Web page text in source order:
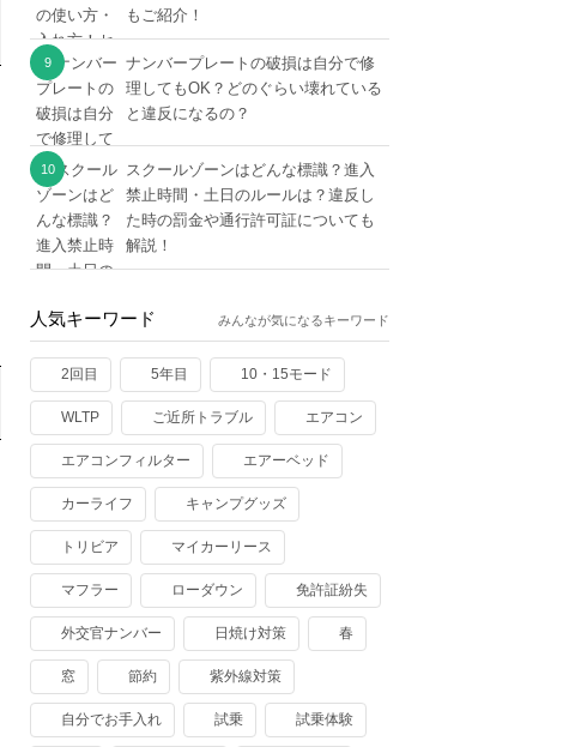
もご紹介！
ナンバープレートの破損は自分で修
理してもOK？どのぐらい壊れている
と違反になるの？
スクールゾーンはどんな標識？進入
禁止時間・土日のルールは？違反し
た時の罰金や通行許可証についても
解説！
人気キーワード みんなが気になるキーワード
2回目 5年目 10・15モード
WLTP ご近所トラブル エアコン
エアコンフィルター エアーベッド
カーライフ キャンプグッズ
トリビア マイカーリース
マフラー ローダウン 免許証紛失
外交官ナンバー 日焼け対策 春
窓 節約 紫外線対策
自分でお手入れ 試乗 試乗体験